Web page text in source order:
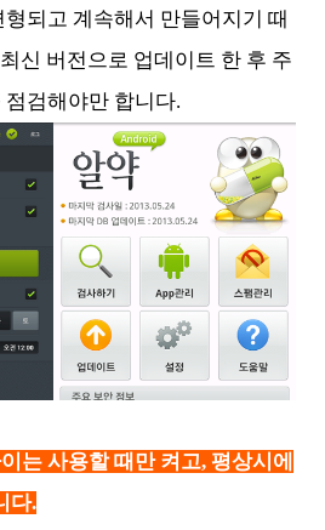
되고 계속해서 만들어지기 때
신 버전으로 업데이트 한 후 주
검해야만 합니다.
는 사용할 때만 켜고, 평상시에
다.